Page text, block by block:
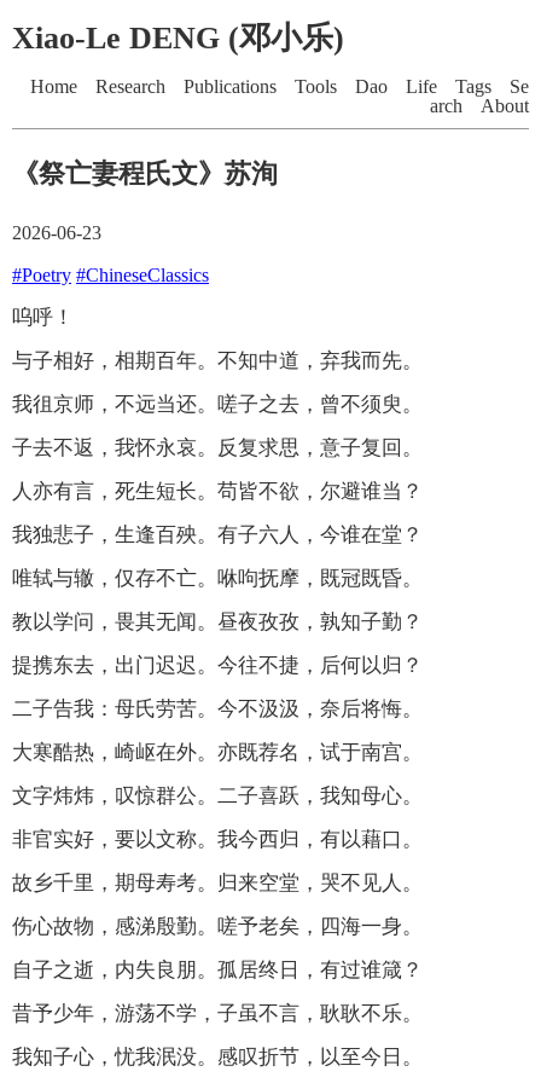
Xiao-Le DENG (邓小乐)
Home Research Publications Tools Dao Life Tags
Se
arch
About
《祭亡妻程氏文》苏洵
2026-06-23
#Poetry #ChineseClassics
呜呼！
与子相好，相期百年。不知中道，弃我而先。
我徂京师，不远当还。嗟子之去，曾不须臾。
子去不返，我怀永哀。反复求思，意子复回。
人亦有言，死生短长。苟皆不欲，尔避谁当？
我独悲子，生逢百殃。有子六人，今谁在堂？
唯轼与辙，仅存不亡。咻呴抚摩，既冠既昏。
教以学问，畏其无闻。昼夜孜孜，孰知子勤？
提携东去，出门迟迟。今往不捷，后何以归？
二子告我：母氏劳苦。今不汲汲，奈后将悔。
大寒酷热，崎岖在外。亦既荐名，试于南宫。
文字炜炜，叹惊群公。二子喜跃，我知母心。
非官实好，要以文称。我今西归，有以藉口。
故乡千里，期母寿考。归来空堂，哭不见人。
伤心故物，感涕殷勤。嗟予老矣，四海一身。
自子之逝，内失良朋。孤居终日，有过谁箴？
昔予少年，游荡不学，子虽不言，耿耿不乐。
我知子心，忧我泯没。感叹折节，以至今日。